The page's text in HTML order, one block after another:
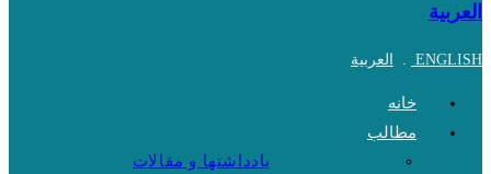
العربية
ENGLISH
. العربية
خانه
مطالب
یادداشتها و مقالات